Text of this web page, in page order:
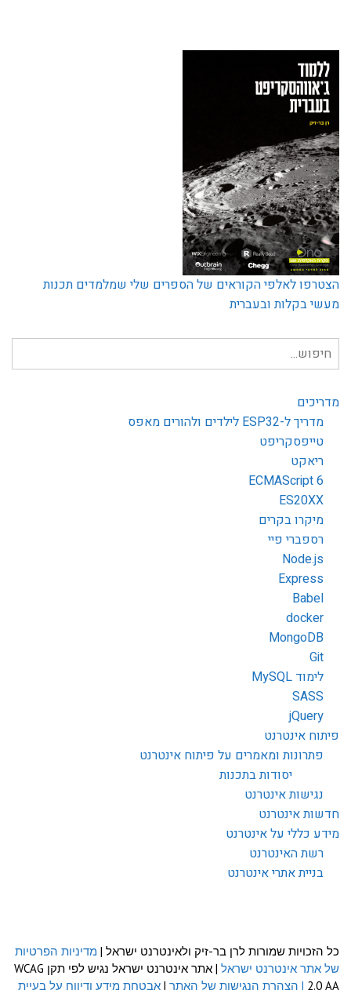
הצטרפו לאלפי הקוראים של הספרים שלי שמלמדים תכנות
מעשי בקלות ובעברית
חיפוש
עבור:
מדריכים
מדריך ל-ESP32 לילדים ולהורים מאפס
טייפסקריפט
ריאקט
ECMAScript 6
ES20XX
מיקרו בקרים
רספברי פיי
Node.js
Express
Babel
docker
MongoDB
Git
לימוד MySQL
SASS
jQuery
פיתוח אינטרנט
פתרונות ומאמרים על פיתוח אינטרנט
יסודות בתכנות
נגישות אינטרנט
חדשות אינטרנט
מידע כללי על אינטרנט
רשת האינטרנט
בניית אתרי אינטרנט
כל הזכויות שמורות לרן בר-זיק ולאינטרנט ישראל | מדיניות הפרטיות
של אתר אינטרנט ישראל
| אתר אינטרנט ישראל נגיש לפי תקן WCAG
2.0 AA | הצהרת הנגישות של האתר | אבטחת מידע ודיווח על בעיית